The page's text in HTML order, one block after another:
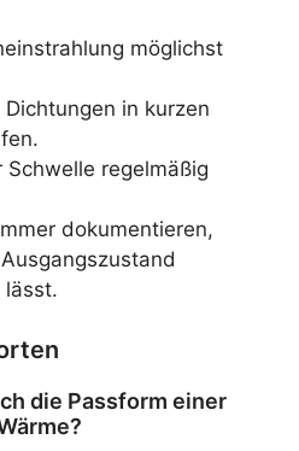
möglichst
in kurzen
Schwelle regelmäßig
dokumentieren,
lässt.
die Passform einer